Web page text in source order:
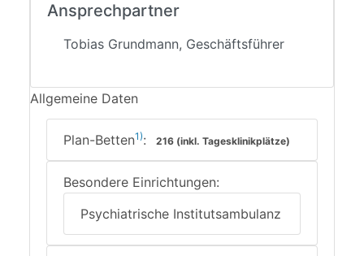
Ansprechpartner
Tobias Grundmann, Geschäftsführer
Allgemeine Daten
Plan-Betten1): 216 (inkl. Tagesklinikplätze)
Besondere Einrichtungen:
Psychiatrische Institutsambulanz